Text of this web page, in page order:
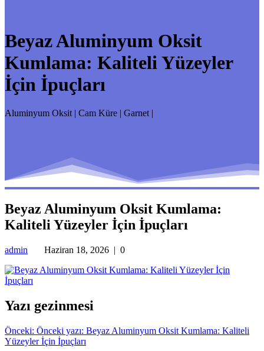
Beyaz Aluminyum Oksit
Kumlama: Kaliteli Yüzeyler
İçin İpuçları
Aluminyum Oksit | Cam Küre | Garnet |
Beyaz Aluminyum Oksit Kumlama:
Kaliteli Yüzeyler İçin İpuçları
admin Haziran 18, 2026 | 0
Yazı gezinmesi
Önceki: Önceki yazı: Beyaz Aluminyum Oksit Kumlama: Kaliteli
Yüzeyler İçin İpuçları